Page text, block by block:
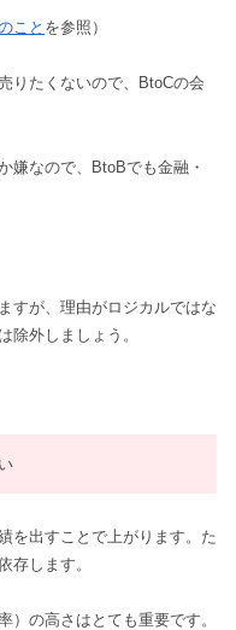
こと を参照）
りたくないので、BtoCの会
嫌なので、BtoBでも金融・
すが、理由がロジカルではな
除外しましょう。
を出すことで上がります。た
存します。
）の高さはとても重要です。